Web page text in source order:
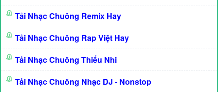
Tải Nhạc Chuông Remix Hay
Tải Nhạc Chuông Rap Việt Hay
Tải Nhạc Chuông Thiếu Nhi
Tải Nhạc Chuông Nhạc DJ - Nonstop